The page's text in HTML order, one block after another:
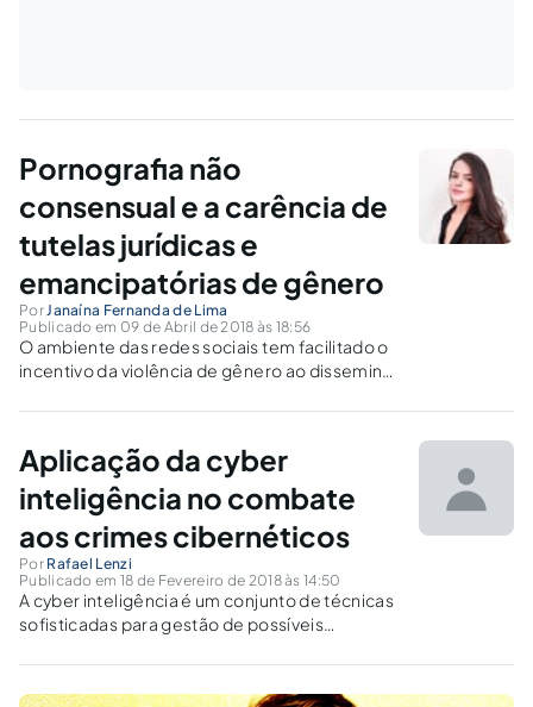
Pornografia não
consensual e a carência de
tutelas jurídicas e
emancipatórias de gênero
PorJanaína Fernanda de Lima
Publicado em 09 de Abril de 2018 às 18:56
O ambiente das redes sociais tem facilitado o
incentivo da violência de gênero ao disseminar
Surge daí a necessidade de analisar as
sistema jurídico brasileiro e questionar se a
majoração das penas ou a criminalização de
novas condutas seria a solução.
Aplicação da cyber
inteligência no combate
aos crimes cibernéticos
Por Rafael Lenzi
Publicado em 18 de Fevereiro de 2018 às 14:50
A cyber inteligência é um conjunto de técnicas
sofisticadas para gestão de possíveis
ferramentas computacionais. Conheça os
principais aspectos relacionados a estas